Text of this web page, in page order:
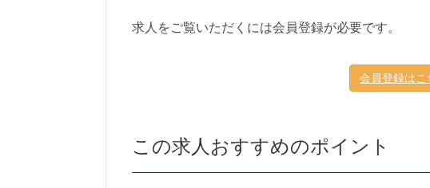
求人をご覧いただくには会員登録が必要です。
会員登録はこ
この求人おすすめのポイント